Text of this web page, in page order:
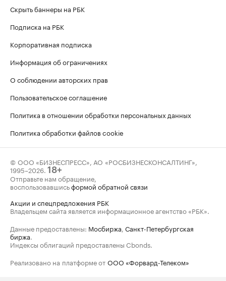
Скрыть баннеры на РБК
Подписка на РБК
Корпоративная подписка
Информация об ограничениях
О соблюдении авторских прав
Пользовательское соглашение
Политика в отношении обработки персональных данных
Политика обработки файлов cookie
© ООО «БИЗНЕСПРЕСС», АО «РОСБИЗНЕСКОНСАЛТИНГ»,
1995–2026. 18+
Отправьте нам обращение,
воспользовавшисьформой обратной связи
Акции и спецпредложения РБК
Владельцем сайта является информационное агентство «РБК».
Данные предоставлены: Мосбиржа, Санкт-Петербургская
биржа.
Индексы облигаций предоставлены Cbonds.
Реализовано на платформе от ООО «Форвард-Телеком»